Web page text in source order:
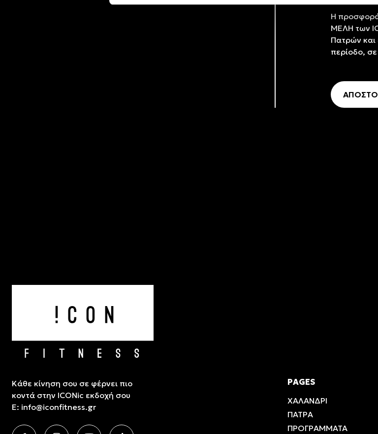
Η προσφορά
ΜΕΛΗ των
Πατρών και
περίοδο,
Κάθε κίνηση σου σε φέρνει πιο
κοντά στην ICONic εκδοχή σου
E: info@iconfitness.gr
PAGES
ΧΑΛΑΝΔΡΙ
ΠΑΤΡΑ
ΠΡΟΓΡΑΜΜΑΤΑ